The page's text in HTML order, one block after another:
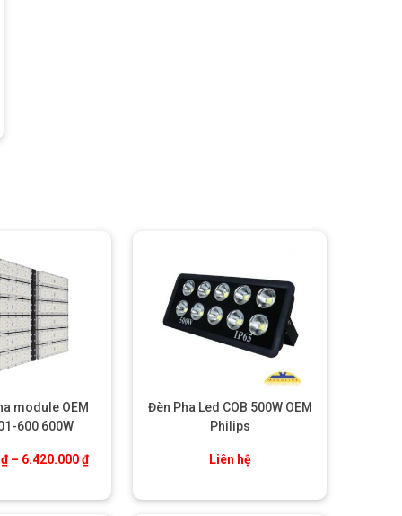
module OEM
600 600W
₫ – 6.420.000₫Khoảng giá: từ 4.890.000 ₫ đến 6.420.000 ₫
Đèn Pha Led COB 500W OEM
Philips
Liên hệ